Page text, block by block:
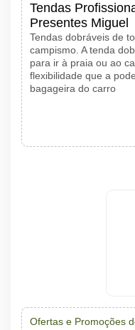
Tendas
Presentes Miguel
Tendas dobráveis de
campismo. A tenda
para ir à praia ou ao
flexibilidade que a
bagageira do carro
Ofertas e Promoções